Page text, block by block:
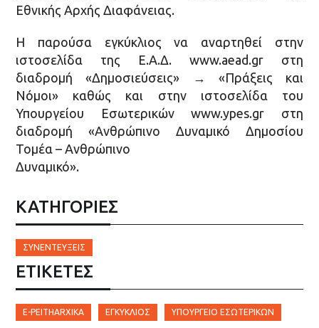
Εθνικής Αρχής Διαφάνειας.
Η παρούσα εγκύκλιος να αναρτηθεί στην
ιστοσελίδα της Ε.Α.Δ. www.aead.gr στη
διαδρομή «Δημοσιεύσεις» → «Πράξεις και
Νόμοι» καθώς και στην ιστοσελίδα του
Υπουργείου Εσωτερικών www.ypes.gr στη
διαδρομή «Ανθρώπινο Δυναμικό Δημοσίου
Τομέα – Ανθρώπινο
Δυναμικό».
ΚΑΤΗΓΟΡΙΕΣ
ΣΥΝΕΝΤΕΎΞΕΙΣ
ΕΤΙΚΈΤΕΣ
E-PEITHARXIKA ΕΓΚΎΚΛΙΟΣ ΎΠΟΥΡΓΕΊΟ ΕΣΩΤΕΡΙΚΏΝ